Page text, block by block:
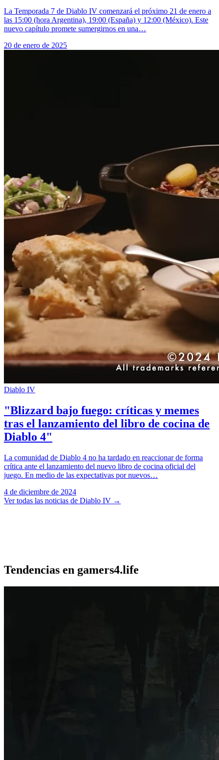
La Temporada 7 de Diablo IV comenzará el próximo 21 de enero a
las 15:00 (hora Argentina), 19:00 (España) y 12:00 (México). Este
nuevo capítulo promete sumergirnos en una…
20 de enero de 2025
Diablo IV
"Blizzard bajo fuego: críticas y memes
tras el lanzamiento del libro de cocina de
Diablo 4"
La comunidad de Diablo 4 no ha tardado en reaccionar de forma
crítica ante el lanzamiento del nuevo libro de cocina oficial del
juego. En medio de las expectativas por nuevos…
4 de diciembre de 2024
Ver todas las noticias de Diablo IV →
Tendencias en gamers4.life